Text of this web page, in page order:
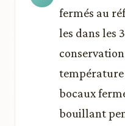
fermés au
les dans les
température
bocaux
bouillant